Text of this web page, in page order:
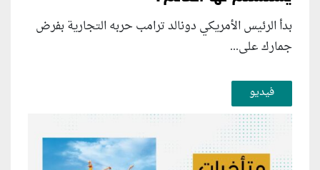
بدأ الرئيس الأمريكي دونالد ترامب حربه التجارية بفرض
جمارك على...
فيديو